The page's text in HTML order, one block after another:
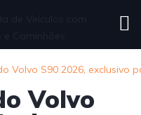
Volvo S90 2026, exclusivo
Volvo